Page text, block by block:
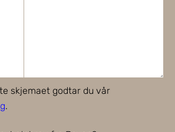
skjemaet godtar du vår
.